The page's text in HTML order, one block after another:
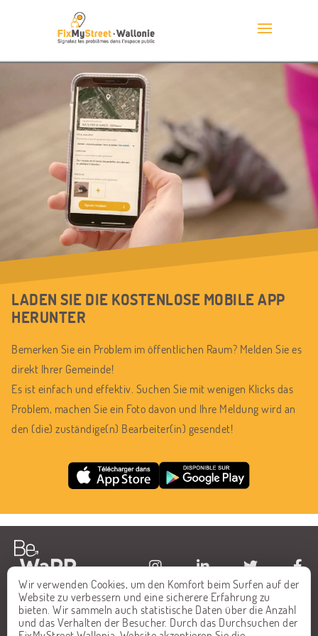
Wir verwenden Cookies, um den Komfort beim Surfen auf der
Website zu verbessern und eine sicherere Erfahrung zu
bieten. Wir sammeln auch statistische Daten über die Anzahl
und das Verhalten der Besucher. Durch das Durchsuchen der
LADEN SIE DIE KOSTENLOSE MOBILE APP
HERUNTER
Bemerken Sie ein Problem im öffentlichen Raum? Melden Sie es
direkt Ihrer Gemeinde!
Es ist einfach und effektiv. Suchen Sie mit wenigen Klicks das
Problem, machen Sie ein Foto davon und Ihre Meldung wird an
den (die) zuständige(n) Bearbeiter(in) gesendet!
STARTSEITE
ALLE MELDUNGEN
FAQ
KONTAKT